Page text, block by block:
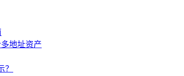
地址资产